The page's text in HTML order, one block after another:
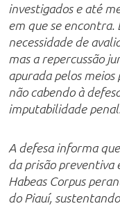
investigados e até
em que se encontra.
necessidade de
mas a repercussão
apurada pelos meios
não cabendo à
imputabilidade
A defesa informa
da prisão preventiva
Habeas Corpus
do Piauí,